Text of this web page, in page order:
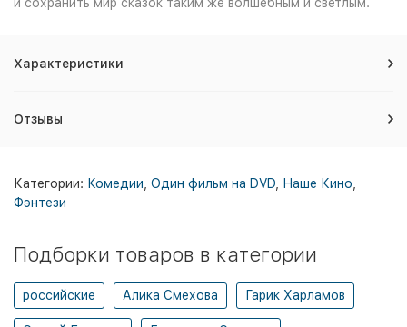
Характеристики
Отзывы
Категории: Комедии Один фильм на DVD Наше Кино
Фэнтези
Подборки товаров в категории
российские Алика Смехова Гарик Харламов